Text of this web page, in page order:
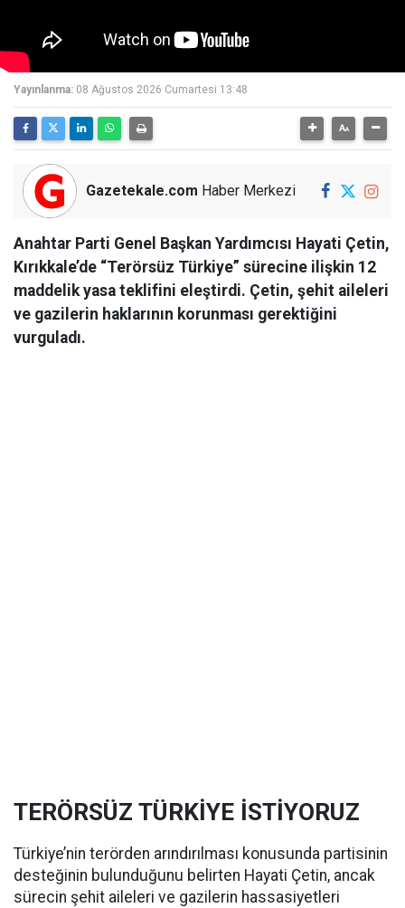
Yayınlanma: 08 Ağustos 2026 Cumartesi 13:48
Gazetekale.com Haber Merkezi
Anahtar Parti Genel Başkan Yardımcısı Hayati Çetin,
Kırıkkale’de “Terörsüz Türkiye” sürecine ilişkin 12
maddelik yasa teklifini eleştirdi. Çetin, şehit aileleri
ve gazilerin haklarının korunması gerektiğini
vurguladı.
TERÖRSÜZ TÜRKİYE İSTİYORUZ
Türkiye’nin terörden arındırılması konusunda partisinin
desteğinin bulunduğunu belirten Hayati Çetin, ancak
sürecin şehit aileleri ve gazilerin hassasiyetleri